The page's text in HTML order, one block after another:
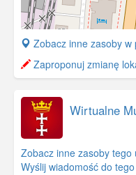
+
−
Zobacz inne zasoby w
Zaproponuj zmianę
Wirtualne
Zobacz inne zasoby tego
Wyślij wiadomość do